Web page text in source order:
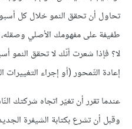
تحاول أن تحقق النمو خلال كل
طفيفة على مفهومك الأصلي وصقله،
لا؟ فإذا شعرت أنّك لا تحقق النمو
إعادة التّمحور (أو إجراء التغييرات
عندما تقرر أن تغيّر اتجاه شركتك
وقبل أن تشرع بكتابة الشيفرة